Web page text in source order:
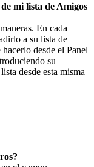
mi lista de Amigos
En cada
a su lista de
desde el Panel
su
desde esta misma